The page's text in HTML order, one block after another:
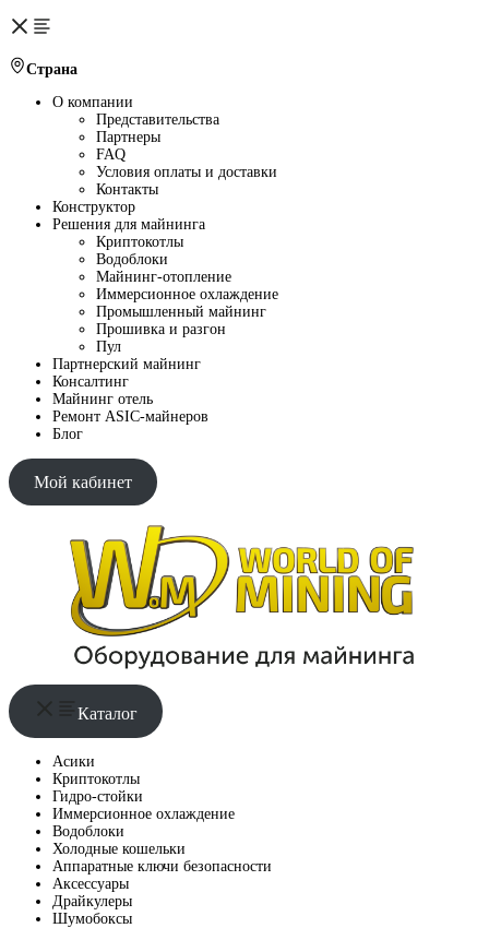
Страна
О компании
Представительства
Партнеры
FAQ
Условия оплаты и доставки
Контакты
Конструктор
Решения для майнинга
Криптокотлы
Водоблоки
Майнинг-отопление
Иммерсионное охлаждение
Промышленный майнинг
Прошивка и разгон
Пул
Партнерский майнинг
Консалтинг
Майнинг отель
Ремонт ASIC-майнеров
Блог
Мой кабинет
Каталог
Асики
Криптокотлы
Гидро-стойки
Иммерсионное охлаждение
Водоблоки
Холодные кошельки
Аппаратные ключи безопасности
Аксессуары
Драйкулеры
Шумобоксы